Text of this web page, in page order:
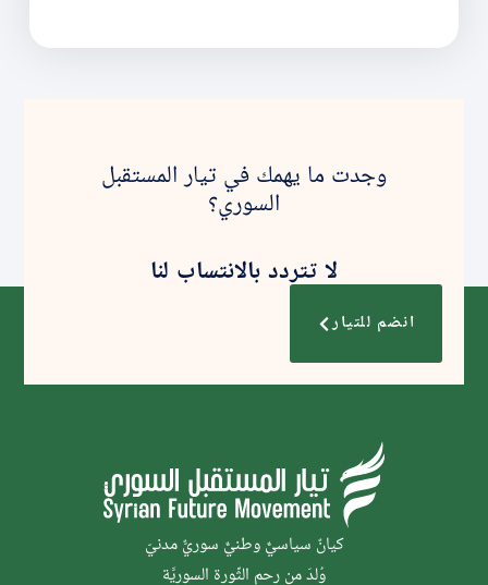
وجدت ما يهمك في تيار المستقبل
السوري؟
لا تتردد بالانتساب لنا
انضم للتيار
كيانٌ سياسيٌّ وطنيٌّ سوريٌّ مدنيّ
وُلدَ من رحم الثَّورة السوريَّة